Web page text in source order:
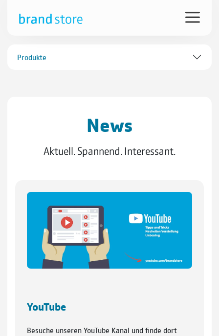
Produkte
News
Aktuell. Spannend. Interessant.
YouTube
Besuche unseren YouTube Kanal und finde dort